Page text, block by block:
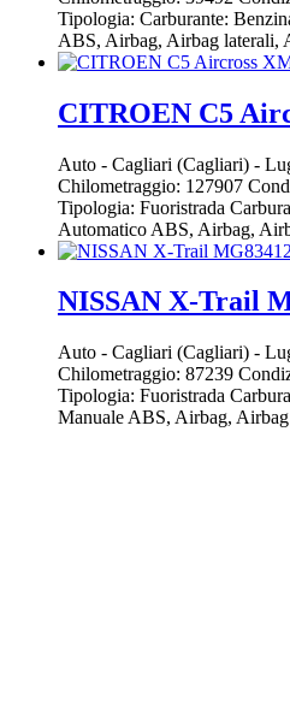
Tipologia: Carburante:
ABS, Airbag, Airbag laterali,
CITROEN C5
Auto - Cagliari (Cagliari) -
Chilometraggio: 127907
Tipologia: Fuoristrada
Automatico ABS, Airbag,
NISSAN X-Trail
Auto - Cagliari (Cagliari) -
Chilometraggio: 87239
Tipologia: Fuoristrada
Manuale ABS, Airbag, Airbag